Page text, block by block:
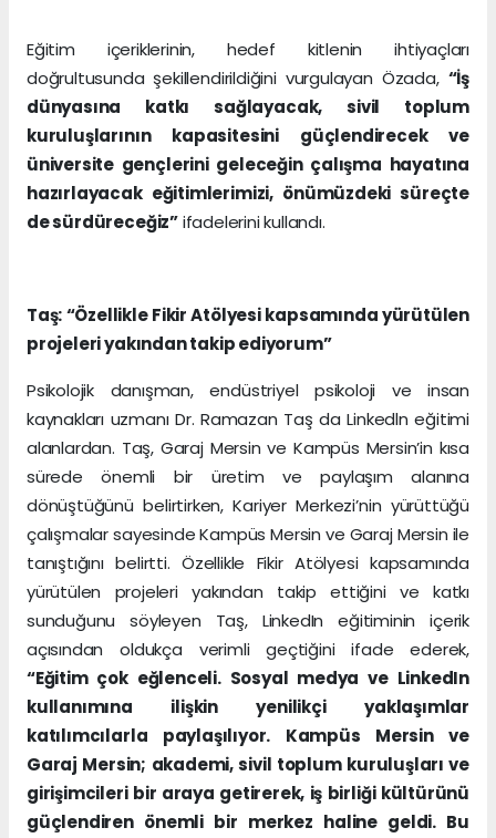
Eğitim içeriklerinin, hedef kitlenin ihtiyaçları
doğrultusunda şekillendirildiğini vurgulayan Özada, “İş
dünyasına katkı sağlayacak, sivil toplum
kuruluşlarının kapasitesini güçlendirecek ve
üniversite gençlerini geleceğin çalışma hayatına
hazırlayacak eğitimlerimizi, önümüzdeki süreçte
de sürdüreceğiz”ifadelerini kullandı.
Taş: “Özellikle Fikir Atölyesi kapsamında yürütülen
projeleri yakından takip ediyorum”
Psikolojik danışman, endüstriyel psikoloji ve insan
kaynakları uzmanı Dr. Ramazan Taş da Linkedln eğitimi
alanlardan. Taş, Garaj Mersin ve Kampüs Mersin’in kısa
sürede önemli bir üretim ve paylaşım alanına
dönüştüğünü belirtirken, Kariyer Merkezi’nin yürüttüğü
çalışmalar sayesinde Kampüs Mersin ve Garaj Mersin ile
tanıştığını belirtti. Özellikle Fikir Atölyesi kapsamında
yürütülen projeleri yakından takip ettiğini ve katkı
sunduğunu söyleyen Taş, LinkedIn eğitiminin içerik
açısından oldukça verimli geçtiğini ifade ederek,
“Eğitim çok eğlenceli. Sosyal medya ve LinkedIn
kullanımına ilişkin yenilikçi yaklaşımlar
katılımcılarla paylaşılıyor. Kampüs Mersin ve
Garaj Mersin; akademi, sivil toplum kuruluşları ve
girişimcileri bir araya getirerek, iş birliği kültürünü
güçlendiren önemli bir merkez haline geldi. Bu